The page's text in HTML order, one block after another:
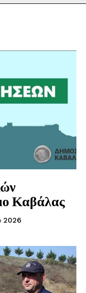
Καβάλας
2026